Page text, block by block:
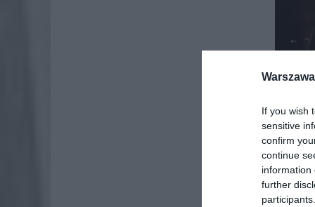
If you wish
sensitive
confirm
continue
information
further